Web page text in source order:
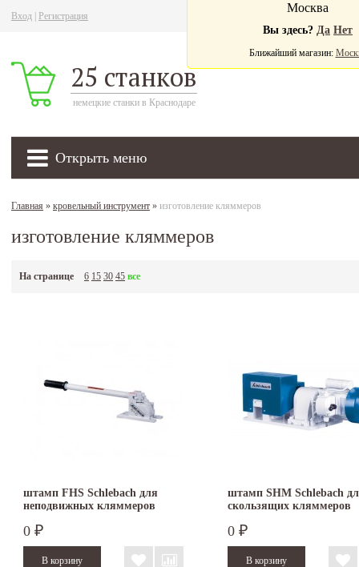
Вход Регистрация
25 станков
немецкие станки в Краснодаре
Открыть меню
Москва
Вы здесь? Да Нет
Ближайший магазин:
Главная » кровельный инструмент » изготовление кляммеров
изготовление кляммеров
На странице 6 15 30 45 все
штамп FHS Schlebach для
неподвижных кляммеров
0 ₽
штамп SHM Schlebach
скользящих кляммеров
0 ₽